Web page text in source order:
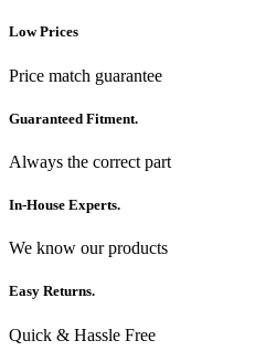
Low Prices
Price match guarantee
Guaranteed Fitment.
Always the correct part
In-House Experts.
We know our products
Easy Returns.
Quick & Hassle Free